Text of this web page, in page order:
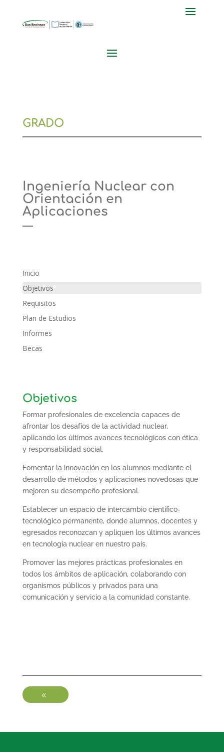
GRADO
Ingeniería Nuclear con
Orientación en
Aplicaciones
Inicio
Objetivos
Requisitos
Plan de Estudios
Informes
Becas
Objetivos
Formar profesionales de excelencia capaces de
afrontar los desafíos de la actividad nuclear,
aplicando los últimos avances tecnológicos con ética
y responsabilidad social.
Fomentar la innovación en los alumnos mediante el
desarrollo de métodos y aplicaciones novedosas que
mejoren su desempeño profesional.
Establecer un espacio de intercambio científico-
tecnológico permanente, donde alumnos, docentes y
egresados reconozcan y apliquen los últimos avances
en tecnología nuclear en nuestro país.
Promover las mejores prácticas profesionales en
todos los ámbitos de aplicación, colaborando con
organismos públicos y privados para una
comunicación y servicio a la comunidad constante.